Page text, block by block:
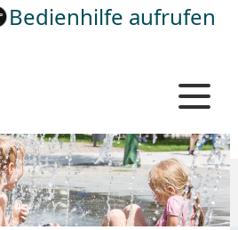
Bedienhilfe aufrufen